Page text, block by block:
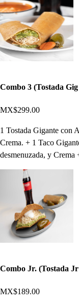
Combo 3 (Tostada
MX$299.00
1 Tostada Gigante con
Crema. + 1 Taco
desmenuzada, y Crema
Combo Jr. (Tostada
MX$189.00